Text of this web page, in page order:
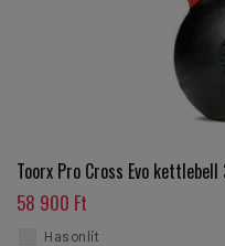
Toorx Pro Cross Evo
58 900 Ft
Hasonlít